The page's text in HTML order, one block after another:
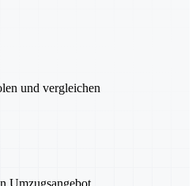
und vergleichen